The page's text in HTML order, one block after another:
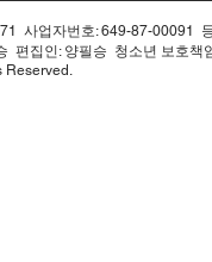
사업자번호: 649-87-00091
편집인: 양필승 청소년 보호
Reserved.